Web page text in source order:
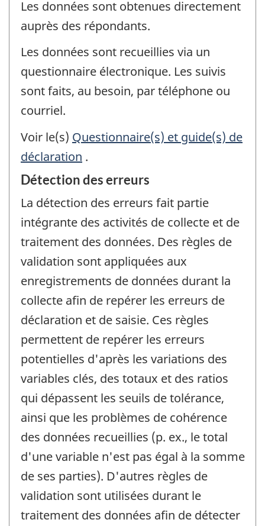
Les données sont obtenues directement
auprès des répondants.
Les données sont recueillies via un
questionnaire électronique. Les suivis
sont faits, au besoin, par téléphone ou
courriel.
Voir le(s) Questionnaire(s) et guide(s) de
déclaration .
Détection des erreurs
La détection des erreurs fait partie
intégrante des activités de collecte et de
traitement des données. Des règles de
validation sont appliquées aux
enregistrements de données durant la
collecte afin de repérer les erreurs de
déclaration et de saisie. Ces règles
permettent de repérer les erreurs
potentielles d'après les variations des
variables clés, des totaux et des ratios
qui dépassent les seuils de tolérance,
ainsi que les problèmes de cohérence
des données recueillies (p. ex., le total
d'une variable n'est pas égal à la somme
de ses parties). D'autres règles de
validation sont utilisées durant le
traitement des données afin de détecter